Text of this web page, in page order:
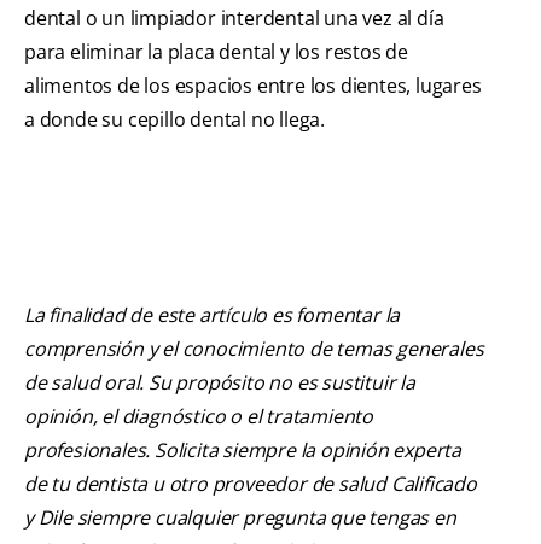
dental o un limpiador interdental una vez al día
para eliminar la placa dental y los restos de
alimentos de los espacios entre los dientes, lugares
a donde su cepillo dental no llega.
La finalidad de este artículo es fomentar la
comprensión y el conocimiento de temas generales
de salud oral. Su propósito no es sustituir la
opinión, el diagnóstico o el tratamiento
profesionales. Solicita siempre la opinión experta
de tu dentista u otro proveedor de salud Calificado
y Dile siempre cualquier pregunta que tengas en